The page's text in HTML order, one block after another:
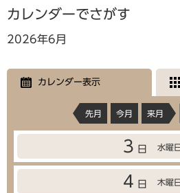
。
て
文
文
カレンダーでさがす
2026年6月
カレンダー表示
先月 今月 来月
3 日 水曜
4 日 木曜